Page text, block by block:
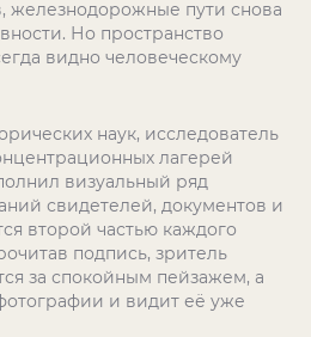
железнодорожные пути снова
Но пространство
видно человеческому
наук, исследователь
лагерей
визуальный ряд
свидетелей, документов и
второй частью каждого
подпись, зритель
за спокойным пейзажем, а
и видит её уже